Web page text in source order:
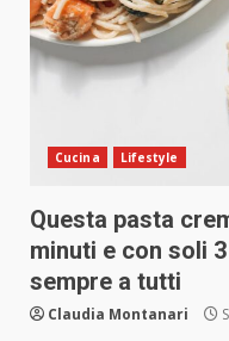
Cucina Lifestyle
Questa pasta
minuti e con soli
sempre a tutti
Claudia Montanari